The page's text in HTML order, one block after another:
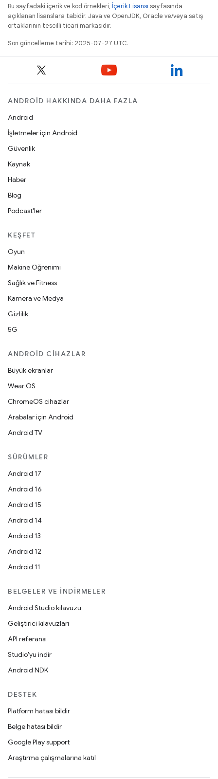
Bu sayfadaki içerik ve kod örnekleri, İçerik Lisansı sayfasında
açıklanan lisanslara tabidir. Java ve OpenJDK, Oracle ve/veya satış
ortaklarının tescilli ticari markasıdır.
Son güncelleme tarihi: 2025-07-27 UTC.
ANDROID HAKKINDA DAHA FAZLA
Android
İşletmeler için Android
Güvenlik
Kaynak
Haber
Blog
Podcast'ler
KEŞFET
Oyun
Makine Öğrenimi
Sağlık ve Fitness
Kamera ve Medya
Gizlilik
5G
ANDROID CIHAZLAR
Büyük ekranlar
Wear OS
ChromeOS cihazlar
Arabalar için Android
Android TV
SÜRÜMLER
Android 17
Android 16
Android 15
Android 14
Android 13
Android 12
Android 11
BELGELER VE İNDIRMELER
Android Studio kılavuzu
Geliştirici kılavuzları
API referansı
Studio'yu indir
Android NDK
DESTEK
Platform hatası bildir
Belge hatası bildir
Google Play support
Araştırma çalışmalarına katıl